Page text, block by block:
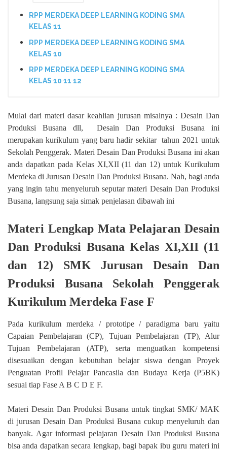
RPP MERDEKA DEEP LEARNING KODING SMA
KELAS 11
RPP MERDEKA DEEP LEARNING KODING SMA
KELAS 10
RPP MERDEKA DEEP LEARNING KODING SMA
KELAS 10 11 12
Mulai dari materi dasar keahlian jurusan misalnya : Desain Dan
Produksi Busana dll, Desain Dan Produksi Busana ini
merupakan kurikulum yang baru hadir sekitar tahun 2021 untuk
Sekolah Penggerak. Materi Desain Dan Produksi Busana ini akan
anda dapatkan pada Kelas XI,XII (11 dan 12) untuk Kurikulum
Merdeka di Jurusan Desain Dan Produksi Busana. Nah, bagi anda
yang ingin tahu menyeluruh seputar materi Desain Dan Produksi
Busana, langsung saja simak penjelasan dibawah ini
Materi Lengkap Mata Pelajaran Desain
Dan Produksi Busana Kelas XI,XII (11
dan 12) SMK Jurusan Desain Dan
Produksi Busana Sekolah Penggerak
Kurikulum Merdeka Fase F
Pada kurikulum merdeka / prototipe / paradigma baru yaitu
Capaian Pembelajaran (CP), Tujuan Pembelajaran (TP), Alur
Tujuan Pembelajaran (ATP), serta menguatkan kompetensi
disesuaikan dengan kebutuhan belajar siswa dengan Proyek
Penguatan Profil Pelajar Pancasila dan Budaya Kerja (P5BK)
sesuai tiap Fase A B C D E F.
Materi Desain Dan Produksi Busana untuk tingkat SMK/ MAK
di jurusan Desain Dan Produksi Busana cukup menyeluruh dan
banyak. Agar informasi pelajaran Desain Dan Produksi Busana
bisa anda dapatkan secara lengkap, bagi bapak ibu guru materi ini